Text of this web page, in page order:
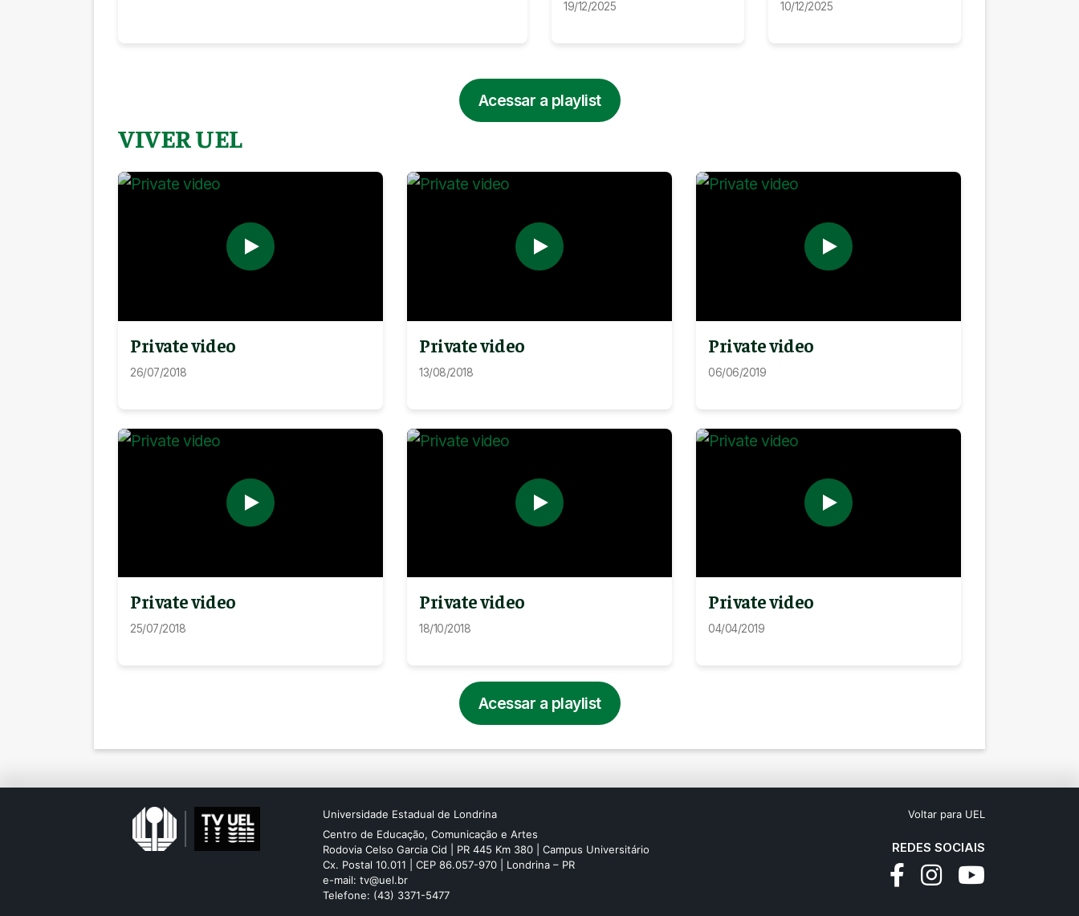
19/12/2025 10/12/2025
Acessar a playlist
VIVER UEL
Private video
26/07/2018
Private video
13/08/2018
Private video
06/06/2019
Private video
25/07/2018
Private video
18/10/2018
Private video
04/04/2019
Acessar a playlist
Universidade Estadual de Londrina
Centro de Educação, Comunicação e Artes
Rodovia Celso Garcia Cid | PR 445 Km 380 | Campus Universitário
Cx. Postal 10.011 | CEP 86.057-970 | Londrina – PR
e-mail: tv@uel.br
Telefone: (43) 3371-5477
Voltar para UEL
REDES SOCIAIS